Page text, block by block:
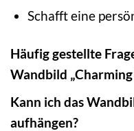
Schafft eine
Häufig gestellte
Wandbild
Kann ich das
aufhängen?